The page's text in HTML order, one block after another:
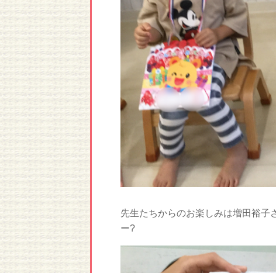
先生たちからのお楽しみは増田裕子
ー?